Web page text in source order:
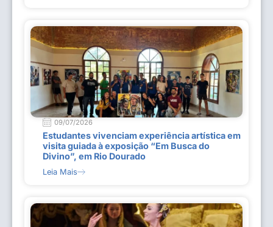
09/07/2026
Estudantes vivenciam experiência artística em
visita guiada à exposição “Em Busca do
Divino”, em Rio Dourado
Leia Mais